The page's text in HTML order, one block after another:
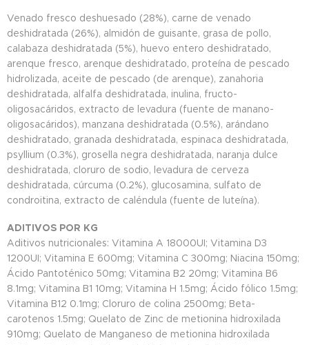
Venado fresco deshuesado (28%), carne de venado
deshidratada (26%), almidón de guisante, grasa de pollo,
calabaza deshidratada (5%), huevo entero deshidratado,
arenque fresco, arenque deshidratado, proteína de pescado
hidrolizada, aceite de pescado (de arenque), zanahoria
deshidratada, alfalfa deshidratada, inulina, fructo-
oligosacáridos, extracto de levadura (fuente de manano-
oligosacáridos), manzana deshidratada (0.5%), arándano
deshidratado, granada deshidratada, espinaca deshidratada,
psyllium (0.3%), grosella negra deshidratada, naranja dulce
deshidratada, cloruro de sodio, levadura de cerveza
deshidratada, cúrcuma (0.2%), glucosamina, sulfato de
condroitina, extracto de caléndula (fuente de luteína).
ADITIVOS POR KG
Aditivos nutricionales: Vitamina A 18000UI; Vitamina D3
1200UI; Vitamina E 600mg; Vitamina C 300mg; Niacina 150mg;
Ácido Pantoténico 50mg; Vitamina B2 20mg; Vitamina B6
8.1mg; Vitamina B1 10mg; Vitamina H 1.5mg; Ácido fólico 1.5mg;
Vitamina B12 0.1mg; Cloruro de colina 2500mg; Beta-
carotenos 1.5mg; Quelato de Zinc de metionina hidroxilada
910mg; Quelato de Manganeso de metionina hidroxilada